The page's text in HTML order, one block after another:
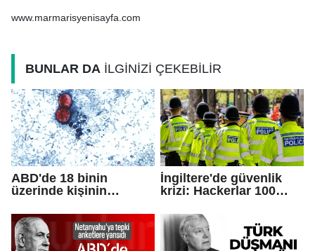
www.marmarisyenisayfa.com
BUNLAR DA İLGİNİZİ ÇEKEBİLİR
ABD'de 18 binin
üzerinde kişinin
'siklosporiyazis'
salgını: 2 kişi hayatını
kaybetti
İngiltere'de güvenlik
krizi: Hackerlar 100
bilgilerini sızdırdı